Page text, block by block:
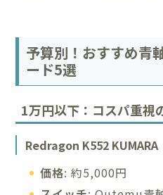
予算別！おすすめ青
ード5選
1万円以下：コスパ重視
Redragon K552 KUMARA
価格: 約5,000円